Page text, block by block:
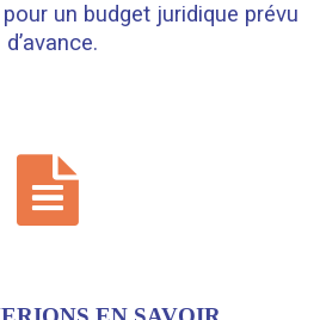
un budget juridique prévu
d’avance.